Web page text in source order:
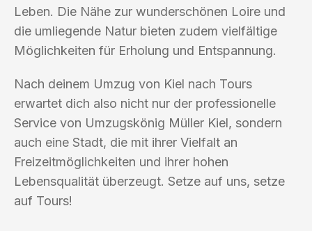
Leben. Die Nähe zur wunderschönen Loire und
die umliegende Natur bieten zudem vielfältige
Möglichkeiten für Erholung und Entspannung.
Nach deinem Umzug von Kiel nach Tours
erwartet dich also nicht nur der professionelle
Service von Umzugskönig Müller Kiel, sondern
auch eine Stadt, die mit ihrer Vielfalt an
Freizeitmöglichkeiten und ihrer hohen
Lebensqualität überzeugt. Setze auf uns, setze
auf Tours!